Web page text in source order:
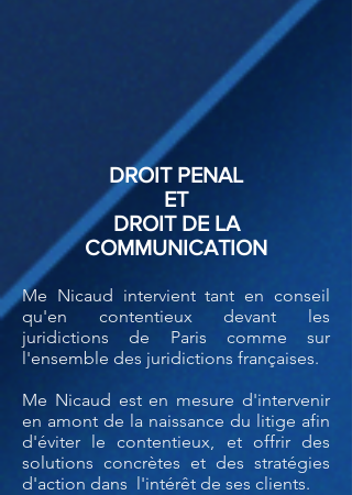
DROIT PENAL
ET
DROIT DE LA
COMMUNICATION
Me Nicaud intervient tant en conseil
qu'en contentieux devant les
juridictions de Paris comme sur
l'ensemble des juridictions françaises.
Me Nicaud est en mesure d'intervenir
en amont de la naissance du litige afin
d'éviter le contentieux, et offrir des
solutions concrètes et des stratégies
d'action dans l'intérêt de ses clients.